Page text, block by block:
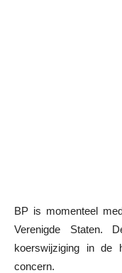
BP is momenteel
Verenigde Staten.
koerswijziging in de
concern.